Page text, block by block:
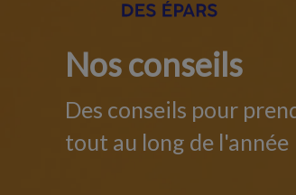
Nos conseils
Des conseils pour
tout au long de l'année